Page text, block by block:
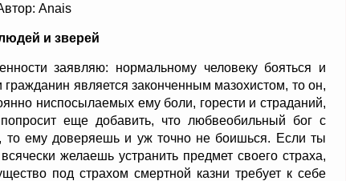
Anais
и зверей
заявляю: нормальному человеку бояться и
является законченным мазохистом, то он,
ниспосылаемых ему боли, горести и страданий,
еще добавить, что любвеобильный бог с
то ему доверяешь и уж точно не боишься. Если ты
желаешь устранить предмет своего страха,
под страхом смертной казни требует к себе